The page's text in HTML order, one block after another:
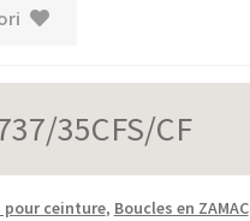
35CFS/CF
pour ceinture, Boucles en ZAMAC